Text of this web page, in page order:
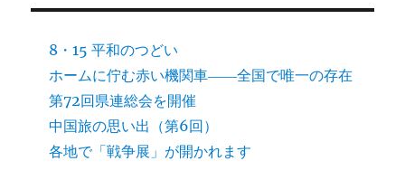
8・15 平和のつどい
ホームに佇む赤い機関車――全国で唯一の存在
第72回県連総会を開催
中国旅の思い出（第6回）
各地で「戦争展」が開かれます